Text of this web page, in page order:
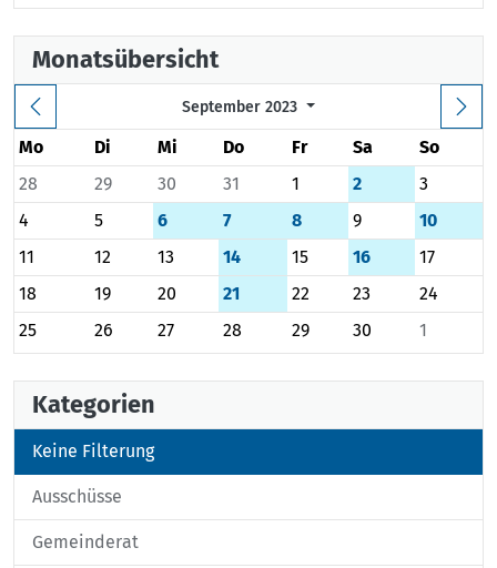
Monatsübersicht
September 2023
Mo Di Mi Do Fr Sa
So
28
29 30 31 1 2
3
4
5 6 7 8 9
10
11
12 13 14 15 16
17
18
19 20 21 22 23
24
25
26 27 28 29 30 1
Kategorien
Keine Filterung
Ausschüsse
Gemeinderat